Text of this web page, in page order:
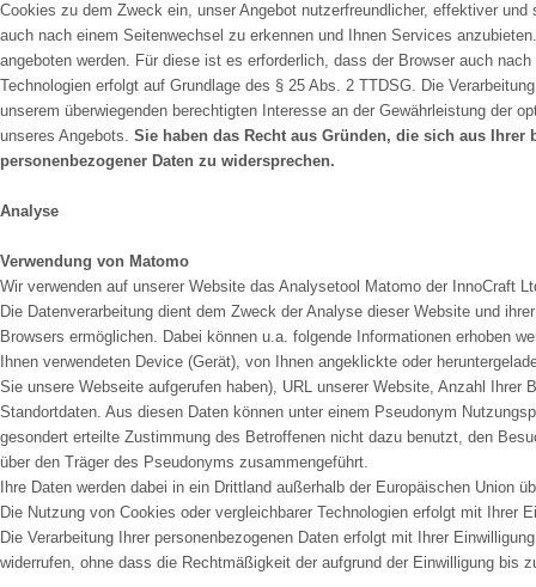
Cookies zu dem Zweck ein, unser Angebot nutzerfreundlicher, effektiver
auch nach einem Seitenwechsel zu erkennen und Ihnen Services
angeboten werden. Für diese ist es erforderlich, dass der Browser auch
Technologien erfolgt auf Grundlage des § 25 Abs. 2 TTDSG. Die
unserem überwiegenden berechtigten Interesse an der Gewährleistung der
unseres Angebots. Sie haben das Recht aus Gründen, die sich aus
personenbezogener Daten zu widersprechen.
Analyse
Verwendung von Matomo
Wir verwenden auf unserer Website das Analysetool Matomo der InnoCraft
Die Datenverarbeitung dient dem Zweck der Analyse dieser Website und
Browsers ermöglichen. Dabei können u.a. folgende Informationen erhoben
Ihnen verwendeten Device (Gerät), von Ihnen angeklickte oder
Sie unsere Webseite aufgerufen haben), URL unserer Website, Anzahl
Standortdaten. Aus diesen Daten können unter einem Pseudonym
gesondert erteilte Zustimmung des Betroffenen nicht dazu benutzt, den
über den Träger des Pseudonyms zusammengeführt.
Ihre Daten werden dabei in ein Drittland außerhalb der Europäischen
Die Nutzung von Cookies oder vergleichbarer Technologien erfolgt mit
Die Verarbeitung Ihrer personenbezogenen Daten erfolgt mit Ihrer
widerrufen, ohne dass die Rechtmäßigkeit der aufgrund der Einwilligung bis